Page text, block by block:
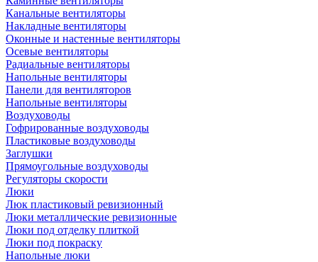
Канальные вентиляторы
Накладные вентиляторы
Оконные и настенные вентиляторы
Осевые вентиляторы
Радиальные вентиляторы
Напольные вентиляторы
Панели для вентиляторов
Напольные вентиляторы
Воздуховоды
Гофрированные воздуховоды
Пластиковые воздуховоды
Заглушки
Прямоугольные воздуховоды
Регуляторы скорости
Люки
Люк пластиковый ревизионный
Люки металлические ревизионные
Люки под отделку плиткой
Люки под покраску
Напольные люки